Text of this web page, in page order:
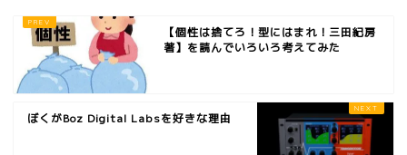
【個性は捨てろ！型にはまれ！三田紀房
著】を読んでいろいろ考えてみた
ぼくがBoz Digital Labsを好きな理由